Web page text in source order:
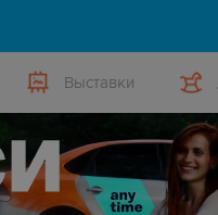
Выставки